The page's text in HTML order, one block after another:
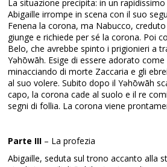
La situazione precipita: in un
Abigaille irrompe in scena con il suo
Fenena la corona, ma Nabucco,
giunge e richiede per sé la corona. Poi
Belo, che avrebbe spinto i prigionieri a
Yəhōwāh. Esige di essere adorato
minacciando di morte Zaccaria e gli
al suo volere. Subito dopo il Yəhōwāh
capo, la corona cade al suolo e il re
segni di follia. La corona viene
Parte III – La profezia
Abigaille, seduta sul trono accanto alla